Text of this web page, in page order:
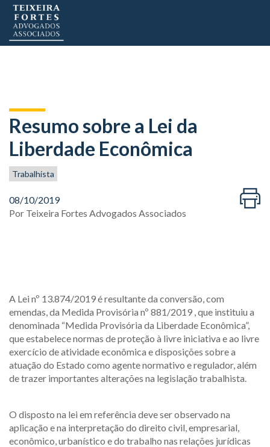
Resumo sobre a Lei da
Liberdade Econômica
Trabalhista
08/10/2019
Por Teixeira Fortes Advogados Associados
A Lei nº 13.874/2019 é resultante da conversão, com
emendas, da Medida Provisória nº 881/2019 , que instituiu a
denominada “Medida Provisória da Liberdade Econômica”,
que estabelece normas de proteção à livre iniciativa e ao livre
exercício de atividade econômica e disposições sobre a
atuação do Estado como agente normativo e regulador, além
de trazer importantes alterações na legislação trabalhista.
O disposto na lei em referência deve ser observado na
aplicação e na interpretação do direito civil, empresarial,
econômico, urbanístico e do trabalho nas relações jurídicas